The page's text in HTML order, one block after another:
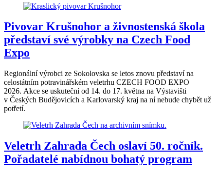
Pivovar Krušnohor a živnostenská škola
představí své výrobky na Czech Food
Expo
Regionální výrobci ze Sokolovska se letos znovu představí na
celostátním potravinářském veletrhu CZECH FOOD EXPO
2026. Akce se uskuteční od 14. do 17. května na Výstavišti
v Českých Budějovicích a Karlovarský kraj na ní nebude chybět už
potřetí.
Veletrh Zahrada Čech oslaví 50. ročník.
Pořadatelé nabídnou bohatý program